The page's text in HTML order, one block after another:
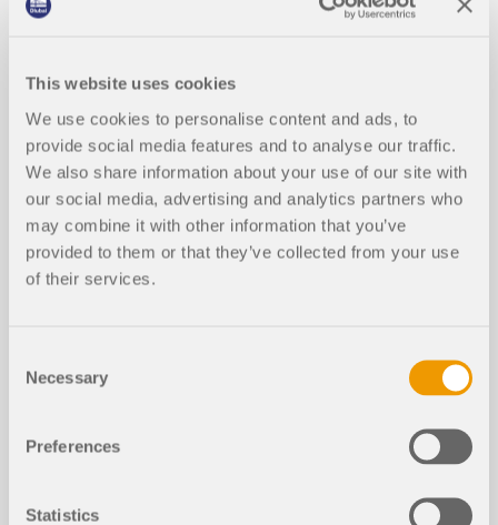
This website uses cookies
We use cookies to personalise content and ads, to
provide social media features and to analyse our traffic.
We also share information about your use of our site with
our social media, advertising and analytics partners who
may combine it with other information that you’ve
provided to them or that they’ve collected from your use
of their services.
Selection
Necessary
Preferences
Statistics
Dieser Beitrag befasst sich mit der unausgesteiften
geschraubten Stirnplattenverbindung, einer
gängigen Stahlbauverbindung im Bauwesen.
Analytische Berechnungen auf Basis der
Eurocode-3-Richtlinien werden mit Ergebnissen
verglichen, die mit dem Add-On Stahlanschlüsse in
RFEM 6 ermittelt wurden. Der Schwerpunkt liegt
Lastreaktionen in Stahlkonstruktionen. Diese
Untersuchung soll das Verständnis für die
und Fachleuten im Bereich der Tragwerksplanung
praktische Erkenntnisse liefern.
Weiterlesen
Dieser Beitrag befasst sich mit der Bedeutung der
Berücksichtigung der Anschluss-Bauwerk-
Interaktion bei der Modellierung und Bemessung
Weiterlesen
der Software gestartet und durchgeführt wird, bevor
das zugrunde liegende Konzept kurz erläutert wird.
Screenshots
Modell 006262 | Trägerverankerung |
Angeschweißter Konsolanschluss und Fußplatte
Produkt-Features
Komponente "Stabeditor"